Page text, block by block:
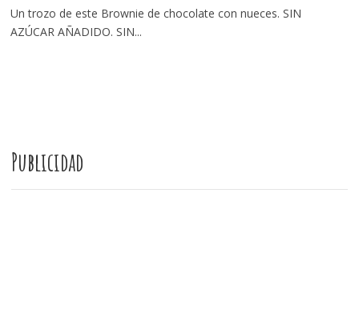
Un trozo de este Brownie de chocolate con nueces. SIN
AZÚCAR AÑADIDO. SIN...
Publicidad